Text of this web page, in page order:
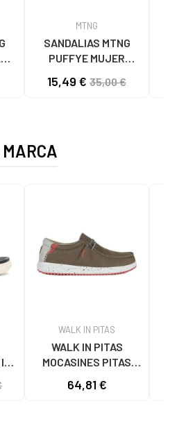
MTNG
SANDALIAS MTNG
PUFFYE MUJER
C60056 C60056 -
15,49 € 35,00 €
WALK IN PITAS
WALK IN PITAS
MOCASINES PITAS
VERDE VERDE
64,81 €